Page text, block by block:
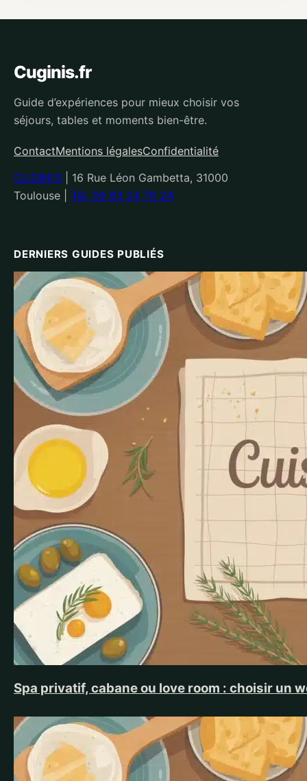
Cuginis.fr
Guide d’expériences pour mieux choisir vos
séjours, tables et moments bien-être.
ContactMentions légalesConfidentialité
CUGINI'S
16 Rue Léon Gambetta, 31000
Toulouse
Tél. 09 83 24 76 24
DERNIERS GUIDES PUBLIÉS
Spa privatif, cabane ou love room : choisir un